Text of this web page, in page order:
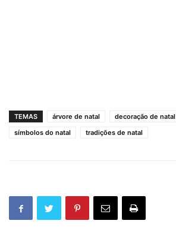
TEMAS árvore de natal decoração de natal
símbolos do natal
tradições de natal